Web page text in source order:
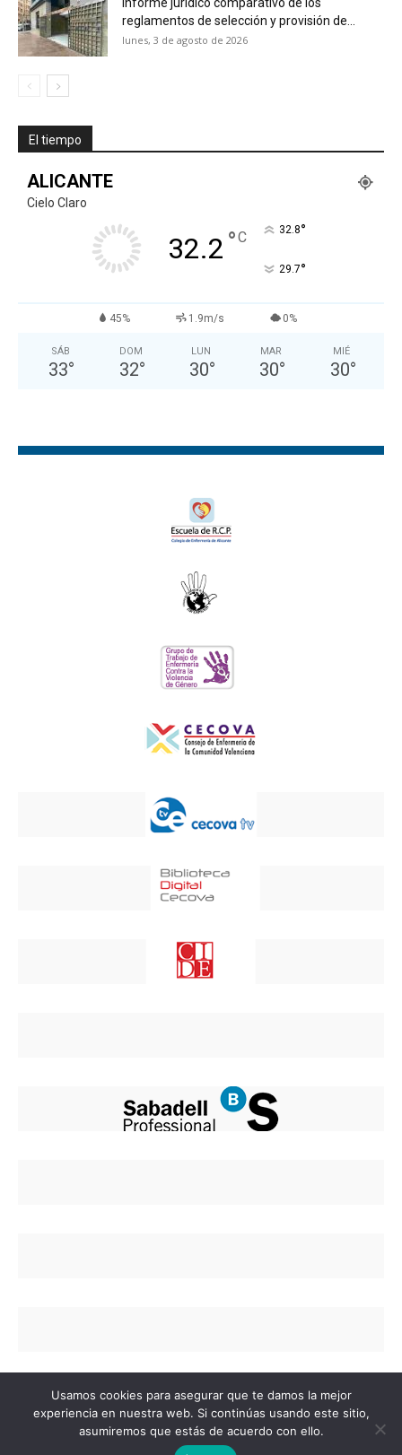
Informe jurídico comparativo de los
reglamentos de selección y provisión de...
lunes, 3 de agosto de 2026
El tiempo
ALICANTE
Cielo Claro
32.2 °C 32.8°
29.7°
45% 1.9m/s 0%
SÁB
33°
DOM
32°
LUN
30°
MAR
30°
MIÉ
30°
Copyright © 2020 Colegio de Enfermería de
Usamos cookies para asegurar que te damos la mejor
experiencia en nuestra web. Si continúas usando este sitio,
asumiremos que estás de acuerdo con ello.